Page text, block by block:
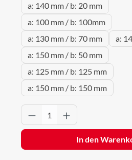
a: 140 mm / b: 20 mm
a: 100 mm / b: 100mm
a: 130 mm / b: 70 mm
a:
a: 150 mm / b: 50 mm
a: 125 mm / b: 125 mm
a: 150 mm / b: 150 mm
Produkt Anzahl: Gib
In den